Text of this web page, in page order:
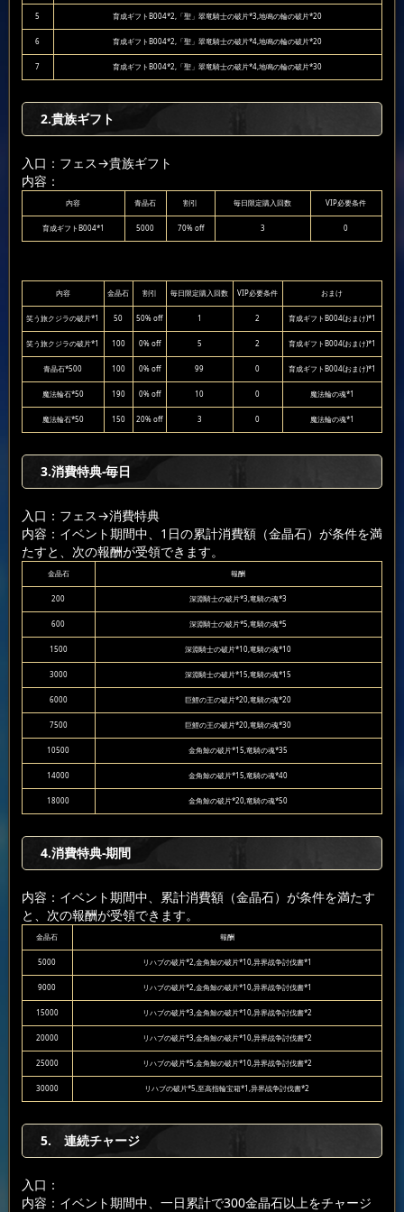
5 育成ギフトB004*2,「聖」翠竜騎士の破片*3,地鳴の輪の破片*20
6 育成ギフトB004*2,「聖」翠竜騎士の破片*4,地鳴の輪の破片*20
7 育成ギフトB004*2,「聖」翠竜騎士の破片*4,地鳴の輪の破片*30
2.貴族ギフト
入口：フェス→貴族ギフト
内容：
内容 青晶石 割引 毎日限定購入回数 VIP必要条件
育成ギフトB004*1 5000 70% off 3 0
内容 金晶石 割引 毎日限定購入回数 VIP必要条件 おまけ
笑う旅クジラの破片*1 50 50% off 1 2 育成ギフトB004(おまけ)*1
笑う旅クジラの破片*1 100 0% off 5 2 育成ギフトB004(おまけ)*1
青晶石*500 100 0% off 99 0 育成ギフトB004(おまけ)*1
魔法輪石*50 190 0% off 10 0 魔法輪の魂*1
魔法輪石*50 150 20% off 3 0 魔法輪の魂*1
3.消費特典-毎日
入口：フェス→消費特典
内容：イベント期間中、1日の累計消費額（金晶石）が条件を満
たすと、次の報酬が受領できます。
金晶石 報酬
200 深淵騎士の破片*3,竜騎の魂*3
600 深淵騎士の破片*5,竜騎の魂*5
1500 深淵騎士の破片*10,竜騎の魂*10
3000 深淵騎士の破片*15,竜騎の魂*15
6000 巨鯉の王の破片*20,竜騎の魂*20
7500 巨鯉の王の破片*20,竜騎の魂*30
10500 金角鯨の破片*15,竜騎の魂*35
14000 金角鯨の破片*15,竜騎の魂*40
18000 金角鯨の破片*20,竜騎の魂*50
4.消費特典-期間
内容：イベント期間中、累計消費額（金晶石）が条件を満たす
と、次の報酬が受領できます。
金晶石 報酬
5000 リハブの破片*2,金角鯨の破片*10,异界战争討伐書*1
9000 リハブの破片*2,金角鯨の破片*10,异界战争討伐書*1
15000 リハブの破片*3,金角鯨の破片*10,异界战争討伐書*2
20000 リハブの破片*3,金角鯨の破片*10,异界战争討伐書*2
25000 リハブの破片*5,金角鯨の破片*10,异界战争討伐書*2
30000 リハブの破片*5,至高指輪宝箱*1,异界战争討伐書*2
5. 連続チャージ
入口：
内容：イベント期間中、一日累計で300金晶石以上をチャージ